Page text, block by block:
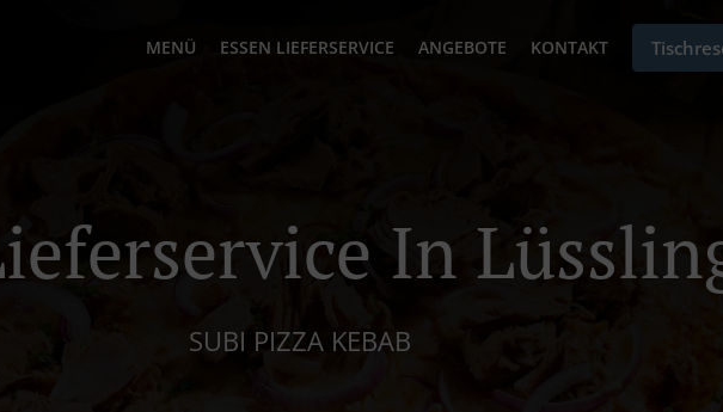
MENÜ ESSEN LIEFERSERVICE ANGEBOTE KONTAKT
In
SUBI PIZZA KEBAB